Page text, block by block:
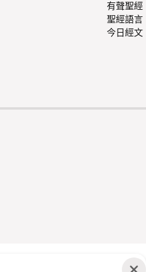
有聲聖經
聖經語言
今日經文